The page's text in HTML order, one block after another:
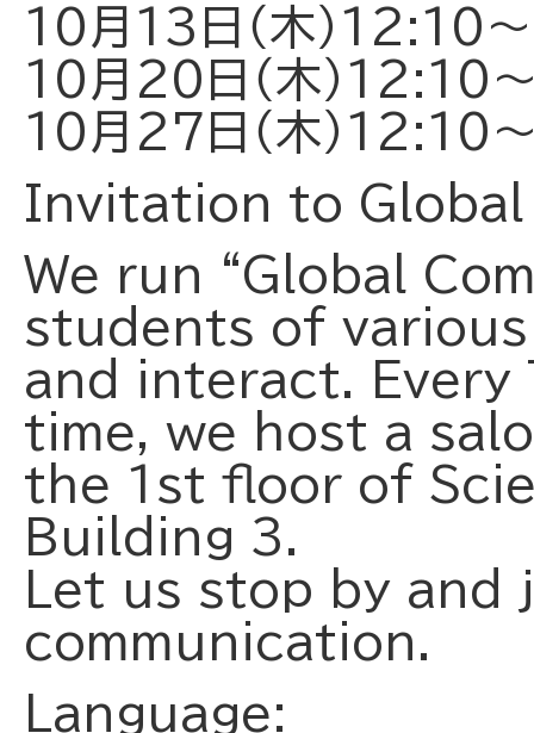
10月13日（木）12:10
10月20日（木）
10月27日（木）
Invitation to Global
We run “Global
students of
and interact.
time, we host a
the 1st floor of
Building 3.
Let us stop by and
communication.
Language: